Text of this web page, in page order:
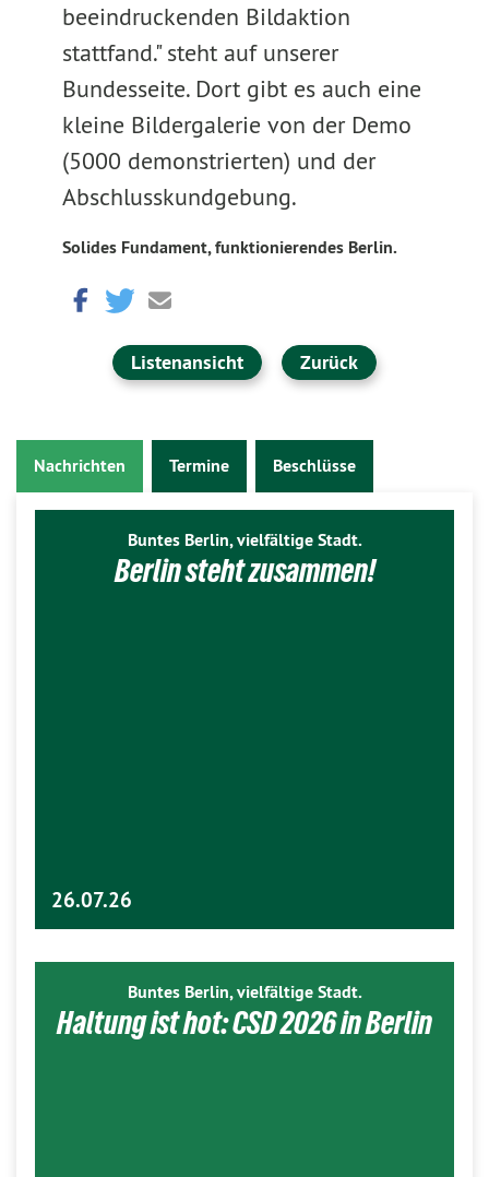
beeindruckenden Bildaktion
stattfand." steht auf unserer
Bundesseite. Dort gibt es auch eine
kleine Bildergalerie von der Demo
(5000 demonstrierten) und der
Abschlusskundgebung.
Solides Fundament, funktionierendes Berlin.
Listenansicht Zurück
Nachrichten Termine Beschlüsse
Buntes Berlin, vielfältige Stadt.
Berlin steht zusammen!
26.07.26
Buntes Berlin, vielfältige Stadt.
Haltung ist hot: CSD 2026 in Berlin